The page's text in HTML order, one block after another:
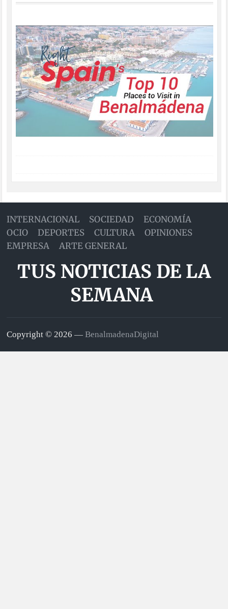
INTERNACIONAL SOCIEDAD
ECONOMÍA
OCIO
DEPORTES CULTURA
OPINIONES
EMPRESA
ARTE GENERAL
TUS NOTICIAS DE LA
SEMANA
Copyright © 2026 —BenalmadenaDigital